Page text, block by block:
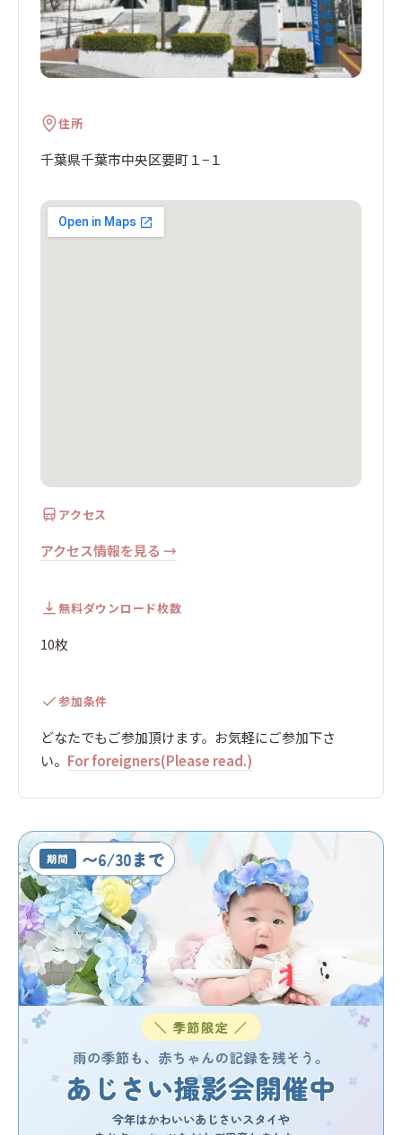
住所
千葉県千葉市中央区要町１−１
アクセス
アクセス情報を見る →
無料ダウンロード枚数
10枚
参加条件
どなたでもご参加頂けます。お気軽にご参加下さ
い。 For foreigners(Please read.)